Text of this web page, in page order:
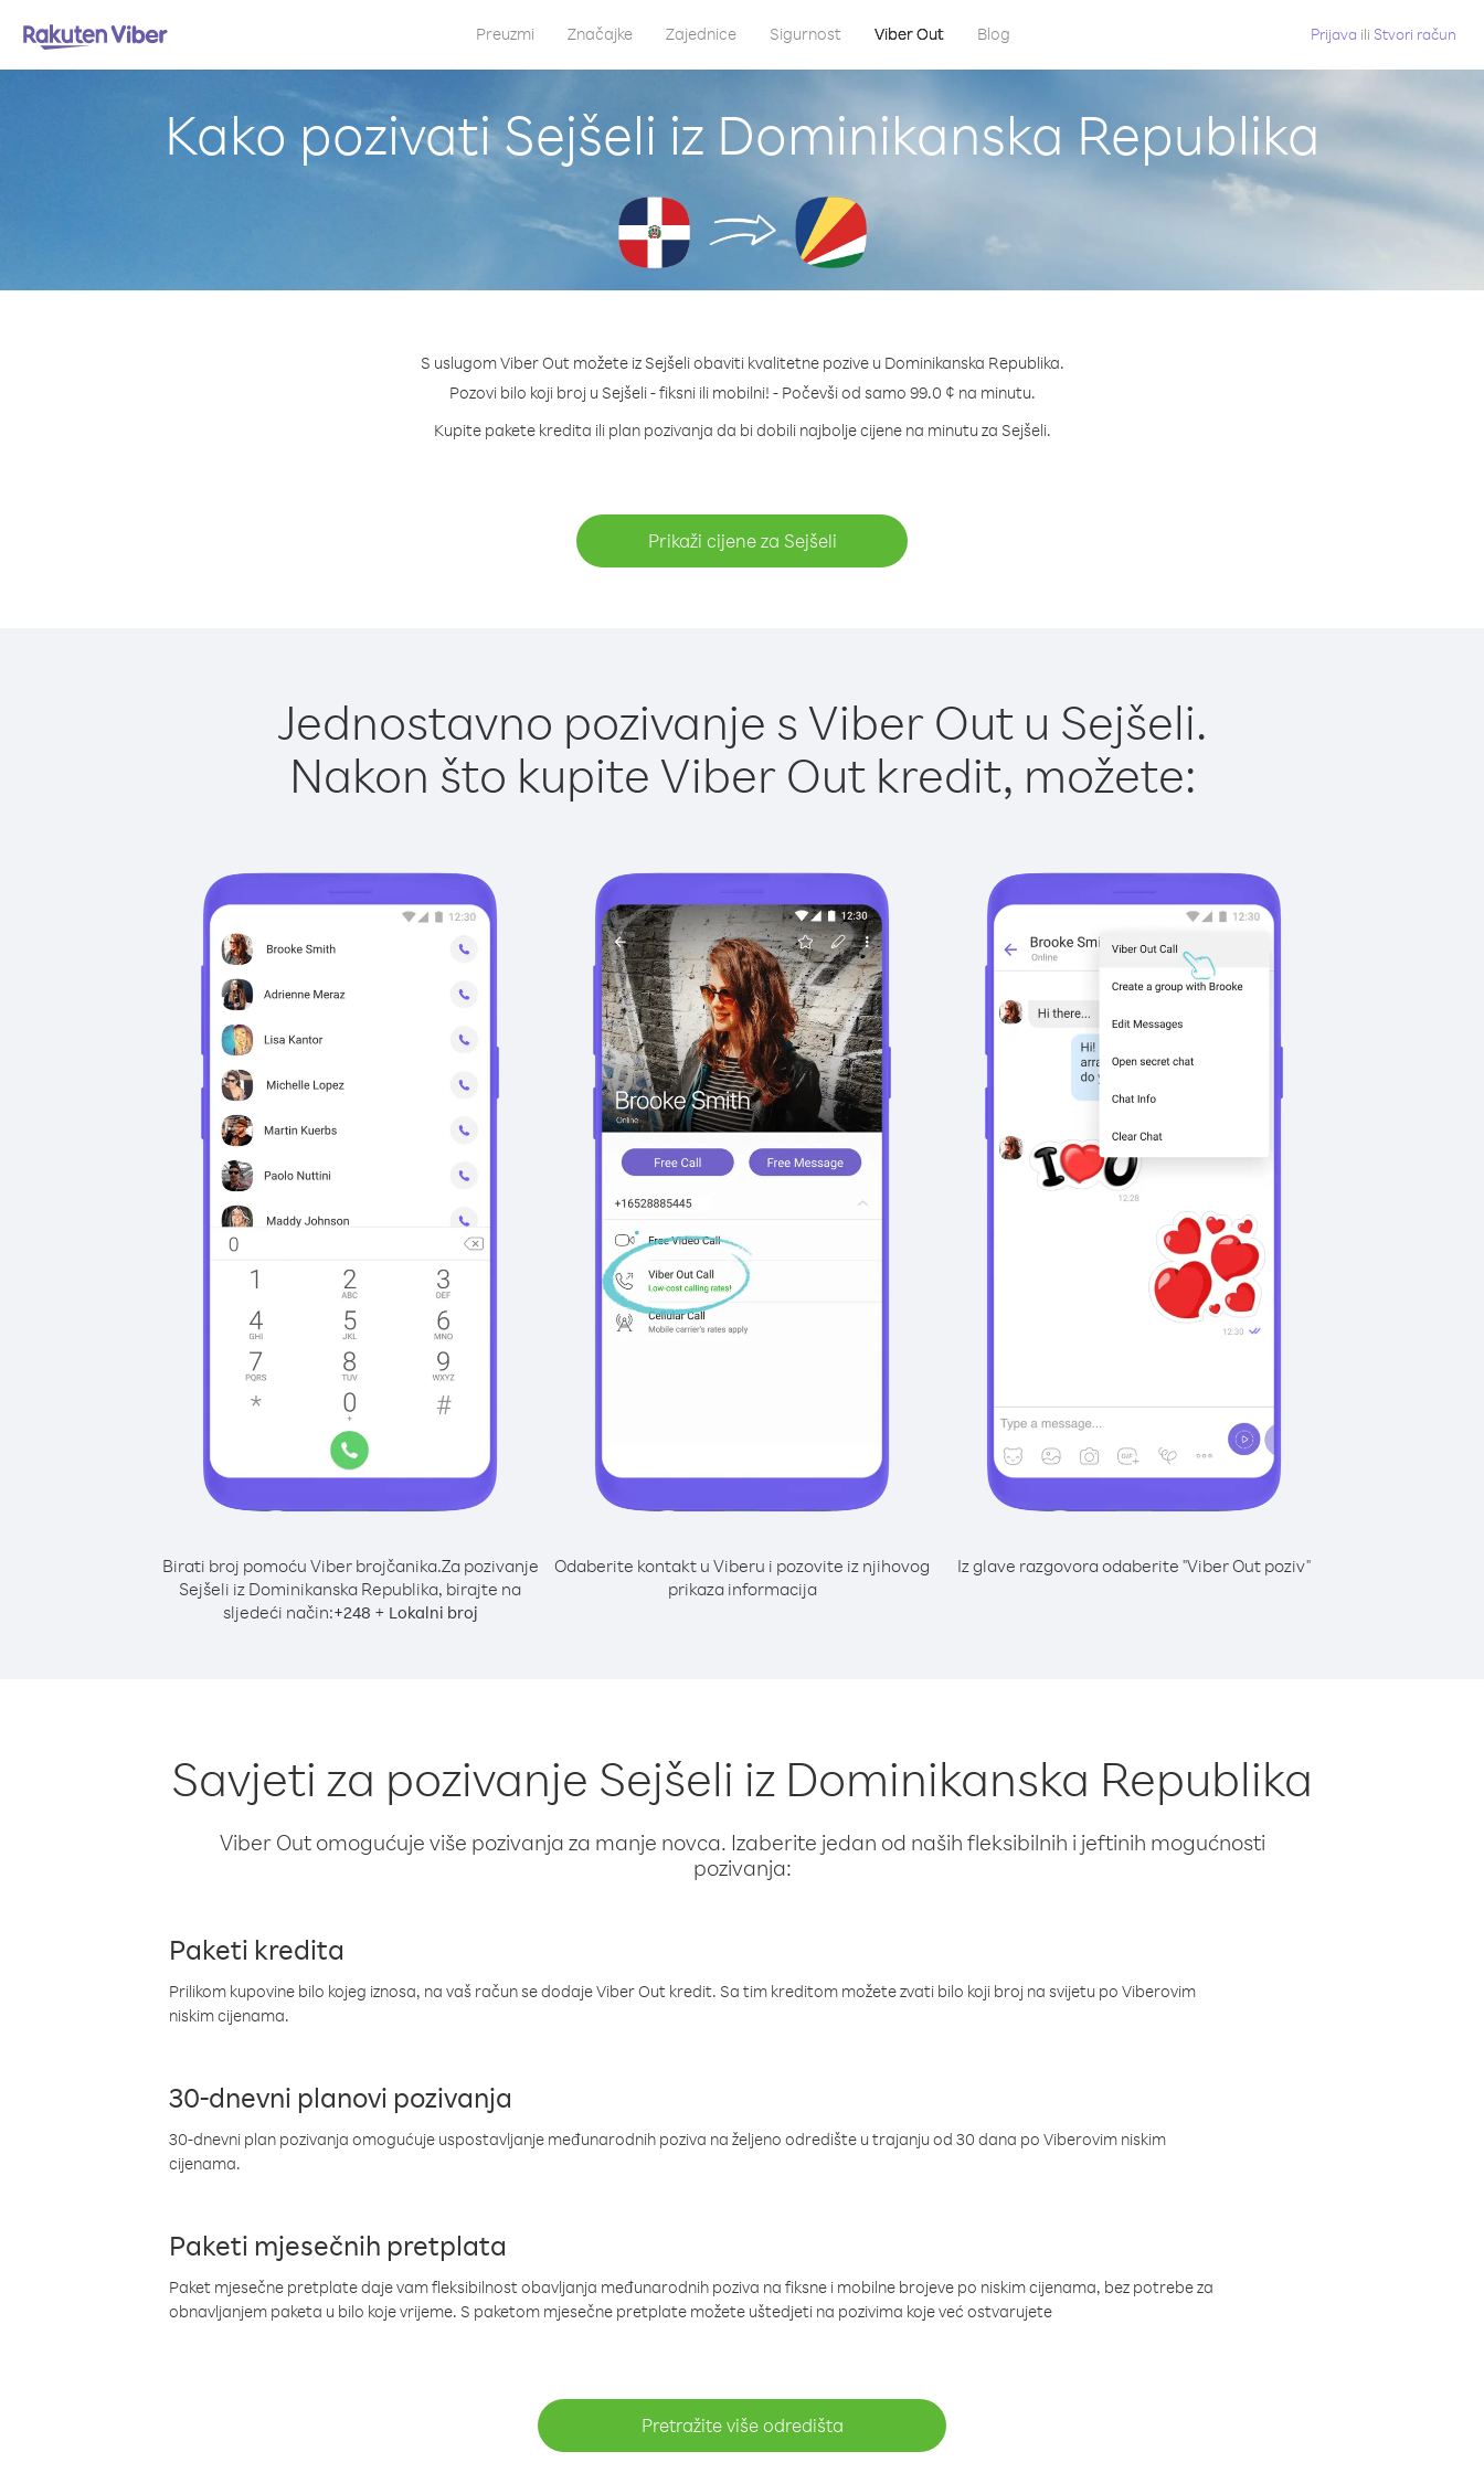
Preuzmi Značajke Zajednice Sigurnost Viber Out Blog Prijava ili Stvori račun
Kako pozivati Sejšeli iz Dominikanska Republika
S uslugom Viber Out možete iz Sejšeli obaviti kvalitetne pozive u Dominikanska Republika.
Pozovi bilo koji broj u Sejšeli - fiksni ili mobilni! - Počevši od samo 99.0 ¢ na minutu.
Kupite pakete kredita ili plan pozivanja da bi dobili najbolje cijene na minutu za Sejšeli.
Prikaži cijene za Sejšeli
Jednostavno pozivanje s Viber Out u Sejšeli.
Nakon što kupite Viber Out kredit, možete:
Birati broj pomoću Viber brojčanika.Za pozivanje
Sejšeli iz Dominikanska Republika, birajte na
sljedeći način:+248 + Lokalni broj
Odaberite kontakt u Viberu i pozovite iz njihovog
prikaza informacija
Iz glave razgovora odaberite "Viber Out poziv"
Savjeti za pozivanje Sejšeli iz Dominikanska Republika
Viber Out omogućuje više pozivanja za manje novca. Izaberite jedan od naših fleksibilnih i jeftinih mogućnosti
pozivanja:
Paketi kredita
Prilikom kupovine bilo kojeg iznosa, na vaš račun se dodaje Viber Out kredit. Sa tim kreditom možete zvati bilo koji broj na svijetu po Viberovim
niskim cijenama.
30-dnevni planovi pozivanja
30-dnevni plan pozivanja omogućuje uspostavljanje međunarodnih poziva na željeno odredište u trajanju od 30 dana po Viberovim niskim
cijenama.
Paketi mjesečnih pretplata
Paket mjesečne pretplate daje vam fleksibilnost obavljanja međunarodnih poziva na fiksne i mobilne brojeve po niskim cijenama, bez potrebe za
obnavljanjem paketa u bilo koje vrijeme. S paketom mjesečne pretplate možete uštedjeti na pozivima koje već ostvarujete
Pretražite više odredišta